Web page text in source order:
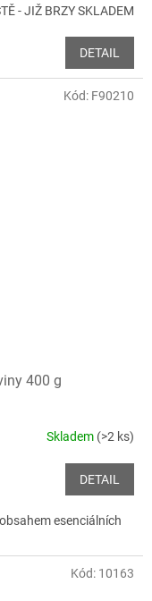
- JIŽ BRZY SKLADEM
DETAIL
400 g
Skladem (>2 ks)
DETAIL
esenciálních
Kód: F90210
Kód: 10163